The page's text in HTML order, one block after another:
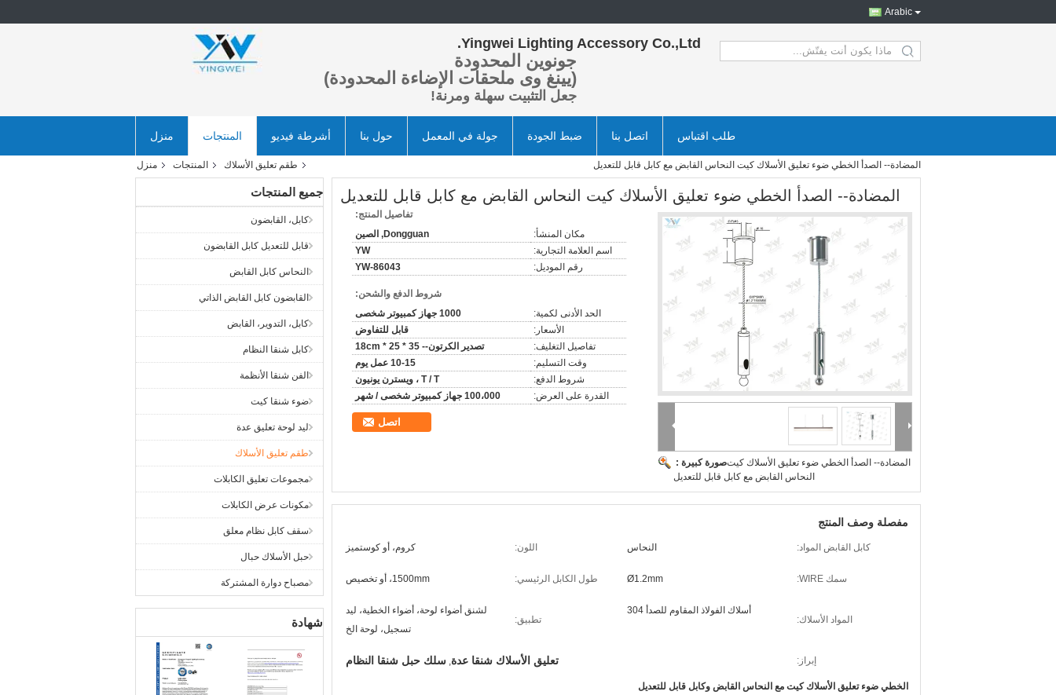
Arabic
Yingwei Lighting Accessory Co.,Ltd.
جونوين المحدودة
(يينغ وى ملحقات الإضاءة المحدودة)
جعل التثبيت سهلة ومرنة!
search
منزل المنتجات أشرطة فيديو حول بنا جولة في المعمل ضبط الجودة اتصل بنا طلب اقتباس
منزل المنتجات طقم تعليق الأسلاك المضادة-- الصدأ الخطي ضوء تعليق الأسلاك كيت النحاس القابض مع كابل قابل للتعديل
جميع المنتجات
كابل، القابضون
قابل للتعديل كابل القابضون
النحاس كابل القابض
القابضون كابل القابض الذاتي
كابل، التدوير، القابض
كابل شنقا النظام
الفن شنقا الأنظمة
ضوء شنقا كيت
ليد لوحة تعليق عدة
طقم تعليق الأسلاك
مجموعات تعليق الكابلات
مكونات عرض الكابلات
سقف كابل نظام معلق
حبل الأسلاك حبال
مصباح دوارة المشتركة
شهادة
المضادة-- الصدأ الخطي ضوء تعليق الأسلاك كيت النحاس القابض مع كابل قابل للتعديل
صورة كبيرة :المضادة-- الصدأ الخطي ضوء تعليق الأسلاك كيت
النحاس القابض مع كابل قابل للتعديل
تفاصيل المنتج:
مكان المنشأ:
Dongguan, الصين
اسم العلامة التجارية:
YW
رقم الموديل:
YW-86043
شروط الدفع والشحن:
الحد الأدنى لكمية:
1000 جهاز كمبيوتر شخصى
الأسعار:
قابل للتفاوض
تفاصيل التغليف:
تصدير الكرتون-- 35 * 25 * 18cm
وقت التسليم:
10-15 عمل يوم
شروط الدفع:
T / T ، ويسترن يونيون
القدرة على العرض:
100،000 جهاز كمبيوتر شخصى / شهر
اتصل
مفصلة وصف المنتج
كابل القابض المواد: النحاس اللون: كروم، أو كوستميز
سمك WIRE: Ø1.2mm طول الكابل الرئيسي: 1500mm، أو تخصيص
المواد الأسلاك:
أسلاك الفولاذ المقاوم للصدأ 304
تطبيق:
لشنق أضواء لوحة، أضواء الخطية، ليد
تسجيل، لوحة الخ
إبراز: تعليق الأسلاك شنقا عدة, سلك حبل شنقا النظام
الخطي ضوء تعليق الأسلاك كيت مع النحاس القابض وكابل قابل للتعديل